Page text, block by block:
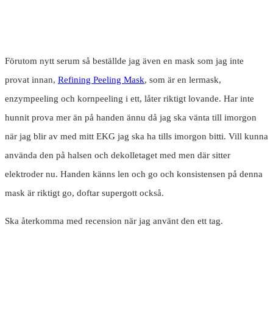
Förutom nytt serum så beställde jag även en mask som jag inte
provat innan, Refining Peeling Mask, som är en lermask,
enzympeeling och kornpeeling i ett, låter riktigt lovande. Har inte
hunnit prova mer än på handen ännu då jag ska vänta till imorgon
när jag blir av med mitt EKG jag ska ha tills imorgon bitti. Vill kunna
använda den på halsen och dekolletaget med men där sitter
elektroder nu. Handen känns len och go och konsistensen på denna
mask är riktigt go, doftar supergott också.
Ska återkomma med recension när jag använt den ett tag.